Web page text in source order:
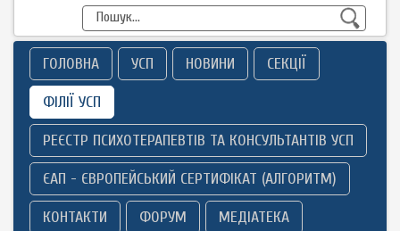
ГОЛОВНА УСП НОВИНИ СЕКЦІЇ
ФІЛІЇ УСП
РЕЄСТР ПСИХОТЕРАПЕВТІВ ТА КОНСУЛЬТАНТІВ УСП
ЄАП - ЄВРОПЕЙСЬКИЙ СЕРТИФІКАТ (АЛГОРИТМ)
КОНТАКТИ ФОРУМ МЕДІАТЕКА